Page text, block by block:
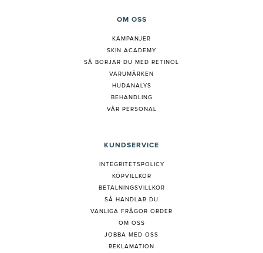
OM OSS
KAMPANJER
SKIN ACADEMY
SÅ BÖRJAR DU MED RETINOL
VARUMÄRKEN
HUDANALYS
BEHANDLING
VÅR PERSONAL
KUNDSERVICE
INTEGRITETSPOLICY
KÖPVILLKOR
BETALNINGSVILLKOR
SÅ HANDLAR DU
VANLIGA FRÅGOR ORDER
OM OSS
JOBBA MED OSS
REKLAMATION